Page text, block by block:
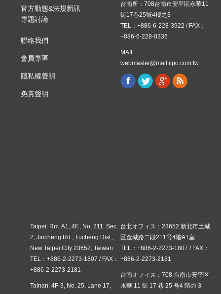
官方動態&法規新訊
專題討論
聯絡我們
會員專區
隱私權聲明
免責聲明
台南所：708台南市安平區永華11
街17巷25號4樓之3
TEL：+886-6-228-3922 / FAX：
+886-6-228-0336
MAIL:
webmaster@mail.iipo.com.tw
Find us on:
Facebook
TwitterGoogle+
Rss
台北オフィス：23652 新北市土城
区金城路二段211号4階A1室
TEL：+886-2-2273-1807 / FAX：
+886-2-2273-2181
台南オフィス：708 台南市安平区
永華 11 街 17 巷 25 号4 階の 3
Taipei: Rm. A1, 4F., No. 211, Sec.
2, Jincheng Rd., Tucheng Dist.,
New Taipei City 23652, Taiwan
TEL：+886-2-2273-1807 / FAX：
+886-2-2273-2181
Tainan: 4F-3, No. 25, Lane 17,